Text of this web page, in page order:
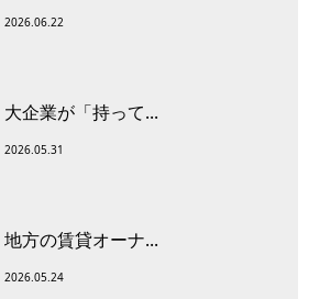
2026.06.22
大企業が「持って...
2026.05.31
地方の賃貸オーナ...
2026.05.24